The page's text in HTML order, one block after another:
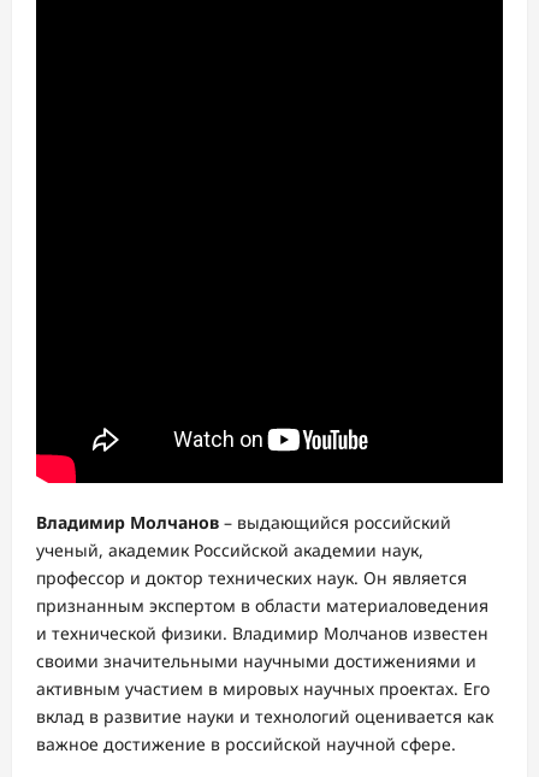
Владимир Молчанов – выдающийся российский
ученый, академик Российской академии наук,
профессор и доктор технических наук. Он является
признанным экспертом в области материаловедения
и технической физики. Владимир Молчанов известен
своими значительными научными достижениями и
активным участием в мировых научных проектах. Его
вклад в развитие науки и технологий оценивается как
важное достижение в российской научной сфере.